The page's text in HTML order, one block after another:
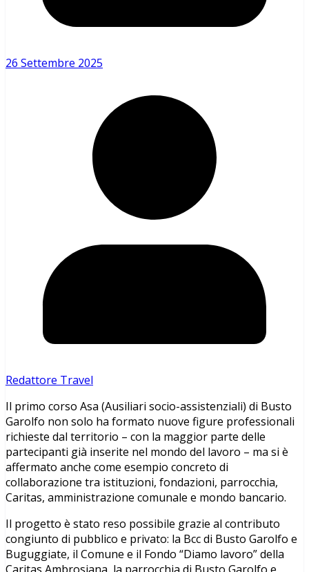
26 Settembre 2025
Redattore Travel
Il primo corso Asa (Ausiliari socio-assistenziali) di Busto
Garolfo non solo ha formato nuove figure professionali
richieste dal territorio – con la maggior parte delle
partecipanti già inserite nel mondo del lavoro – ma si è
affermato anche come esempio concreto di
collaborazione tra istituzioni, fondazioni, parrocchia,
Caritas, amministrazione comunale e mondo bancario.
Il progetto è stato reso possibile grazie al contributo
congiunto di pubblico e privato: la Bcc di Busto Garolfo e
Buguggiate, il Comune e il Fondo “Diamo lavoro” della